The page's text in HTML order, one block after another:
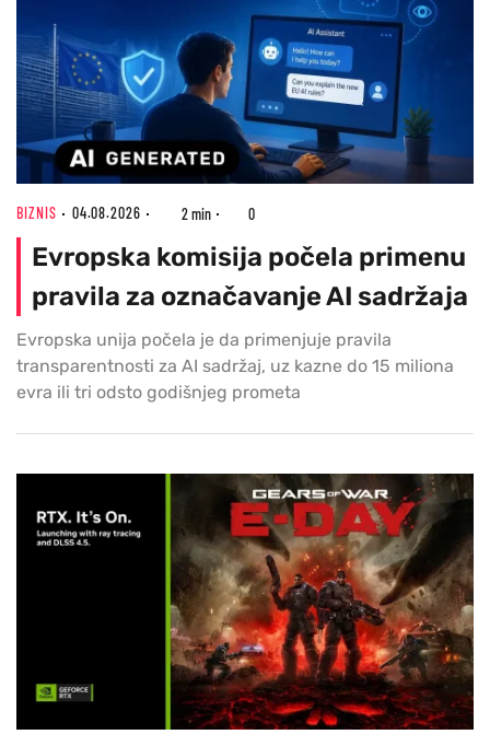
BIZNIS 04.08.2026 2 min 0
Evropska komisija počela primenu
pravila za označavanje AI sadržaja
Evropska unija počela je da primenjuje pravila
transparentnosti za AI sadržaj, uz kazne do 15 miliona
evra ili tri odsto godišnjeg prometa